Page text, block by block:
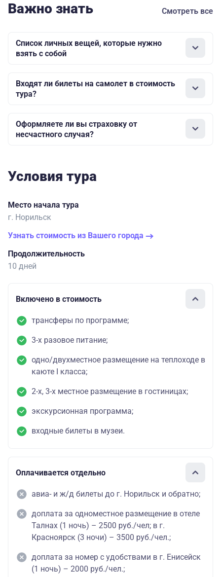
Важно знать Смотреть все
Список личных вещей, которые нужно
взять с собой
Входят ли билеты на самолет в стоимость
тура?
Оформляете ли вы страховку от
несчастного случая?
Условия тура
Место начала тура
г. Норильск
Узнать стоимость из Вашего города
Продолжительность
10 дней
Включено в стоимость
трансферы по программе;
3-х разовое питание;
одно/двухместное размещение на теплоходе в
каюте I класса;
2-х, 3-х местное размещение в гостиницах;
экскурсионная программа;
входные билеты в музеи.
Оплачивается отдельно
авиа- и ж/д билеты до г. Норильск и обратно;
доплата за одноместное размещение в отеле
Талнах (1 ночь) – 2500 руб./чел; в г.
Красноярск (3 ночи) – 3500 руб./чел.;
доплата за номер с удобствами в г. Енисейск
(1 ночь) – 2000 руб./чел.;